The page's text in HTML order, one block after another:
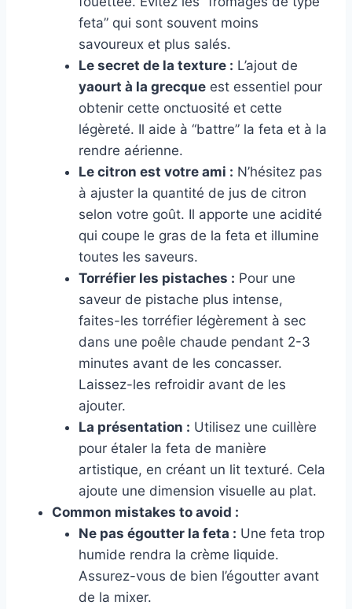
feta” qui sont souvent moins
savoureux et plus salés.
Le secret de la texture : L’ajout de
yaourt à la grecque est essentiel pour
obtenir cette onctuosité et cette
légèreté. Il aide à “battre” la feta et à la
rendre aérienne.
Le citron est votre ami : N’hésitez pas
à ajuster la quantité de jus de citron
selon votre goût. Il apporte une acidité
qui coupe le gras de la feta et illumine
toutes les saveurs.
Torréfier les pistaches : Pour une
saveur de pistache plus intense,
faites-les torréfier légèrement à sec
dans une poêle chaude pendant 2-3
minutes avant de les concasser.
Laissez-les refroidir avant de les
ajouter.
La présentation : Utilisez une cuillère
pour étaler la feta de manière
artistique, en créant un lit texturé. Cela
ajoute une dimension visuelle au plat.
Common mistakes to avoid :
Ne pas égoutter la feta : Une feta trop
humide rendra la crème liquide.
Assurez-vous de bien l’égoutter avant
de la mixer.